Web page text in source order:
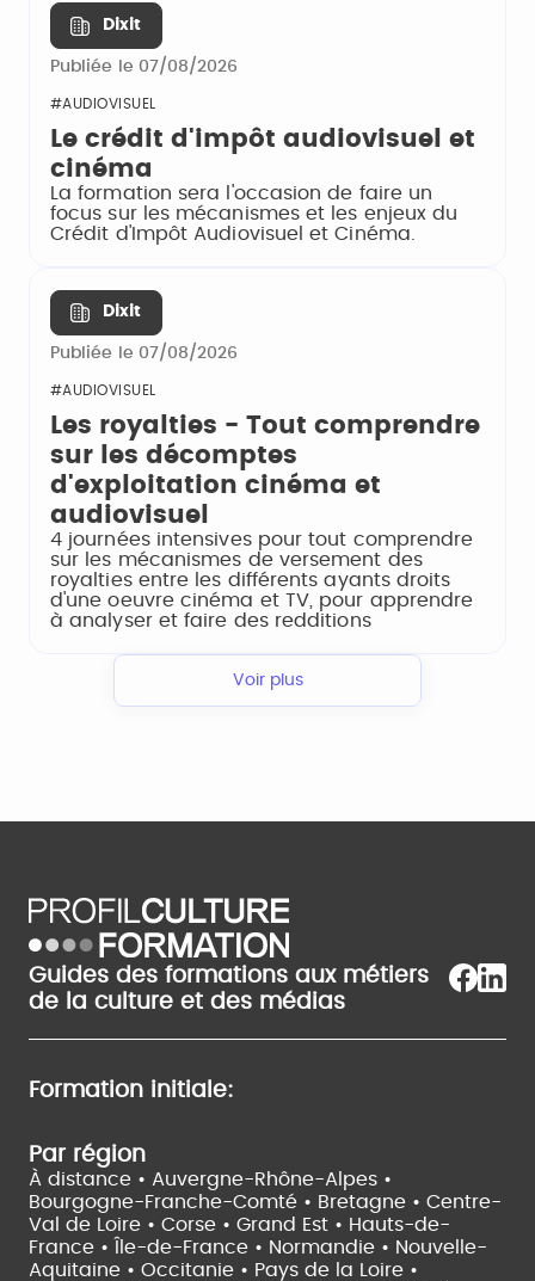
Dixit
Publiée le 07/08/2026
#AUDIOVISUEL
Le crédit d'impôt audiovisuel et
cinéma
La formation sera l'occasion de faire un
focus sur les mécanismes et les enjeux du
Crédit d'Impôt Audiovisuel et Cinéma.
Dixit
Publiée le 07/08/2026
#AUDIOVISUEL
Les royalties - Tout comprendre
sur les décomptes
d'exploitation cinéma et
audiovisuel
4 journées intensives pour tout comprendre
sur les mécanismes de versement des
royalties entre les différents ayants droits
d'une oeuvre cinéma et TV, pour apprendre
à analyser et faire des redditions
Voir plus
Guides des formations aux métiers
de la culture et des médias
Formation initiale:
Par région
À distance • Auvergne-Rhône-Alpes •
Bourgogne-Franche-Comté • Bretagne • Centre-
Val de Loire • Corse • Grand Est • Hauts-de-
France •
Île-de-France • Normandie • Nouvelle-
Aquitaine • Occitanie • Pays de la Loire •